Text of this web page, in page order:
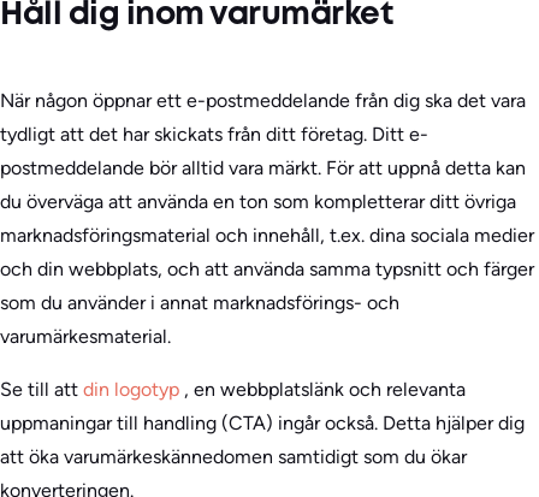
Håll dig inom varumärket
När någon öppnar ett e-postmeddelande från dig ska det vara
tydligt att det har skickats från ditt företag. Ditt e-
postmeddelande bör alltid vara märkt. För att uppnå detta kan
du överväga att använda en ton som kompletterar ditt övriga
marknadsföringsmaterial och innehåll, t.ex. dina sociala medier
och din webbplats, och att använda samma typsnitt och färger
som du använder i annat marknadsförings- och
varumärkesmaterial.
Se till att din logotyp , en webbplatslänk och relevanta
uppmaningar till handling (CTA) ingår också. Detta hjälper dig
att öka varumärkeskännedomen samtidigt som du ökar
konverteringen.